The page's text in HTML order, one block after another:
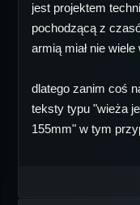
jest projektem
pochodzącą z
armią miał nie
dlatego zanim coś
teksty typu "wieża
155mm" w tym